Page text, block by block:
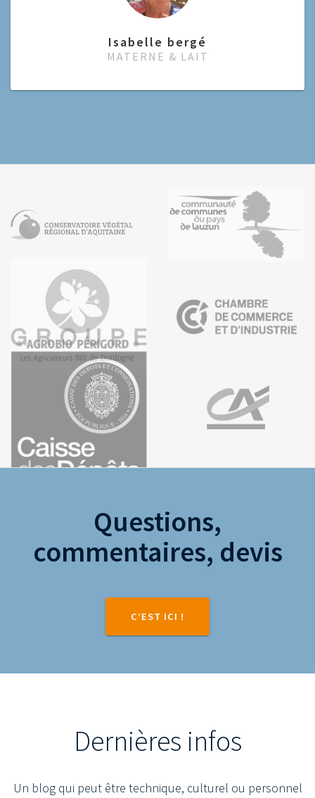
Isabelle bergé
MATERNE & LAIT
Questions,
commentaires, devis
C’EST ICI !
Dernières infos
Un blog qui peut être technique, culturel ou personnel